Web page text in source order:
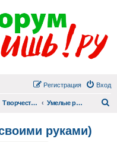
Вход
Регистрация
Творчество Умелые ручки (сделано своими руками)
руками)